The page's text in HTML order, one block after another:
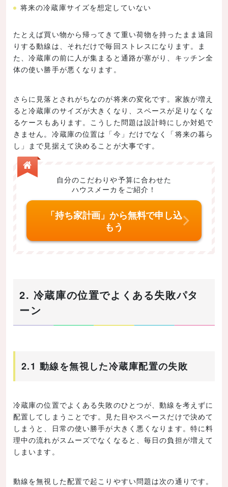
将来の冷蔵庫サイズを想定していない
たとえば買い物から帰ってきて重い荷物を持ったまま遠回
りする動線は、それだけで毎回ストレスになります。ま
た、冷蔵庫の前に人が集まると通路が塞がり、キッチン全
体の使い勝手が悪くなります。
さらに見落とされがちなのが将来の変化です。家族が増え
ると冷蔵庫のサイズが大きくなり、スペースが足りなくな
るケースもあります。こうした問題は設計時にしか対処で
きません。冷蔵庫の位置は「今」だけでなく「将来の暮ら
し」まで見据えて決めることが大事です。
自分のこだわりや予算に合わせた
ハウスメーカをご紹介！
「持ち家計画」から無料で申し込
もう
2. 冷蔵庫の位置でよくある失敗パタ
ーン
2.1 動線を無視した冷蔵庫配置の失敗
冷蔵庫の位置でよくある失敗のひとつが、動線を考えずに
配置してしまうことです。見た目やスペースだけで決めて
しまうと、日常の使い勝手が大きく悪くなります。特に料
理中の流れがスムーズでなくなると、毎日の負担が増えて
しまいます。
動線を無視した配置で起こりやすい問題は次の通りです。